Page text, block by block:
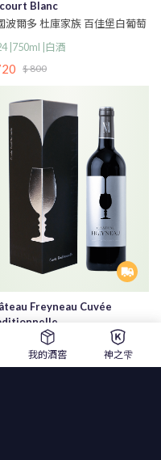
Blanc
波爾多 杜庫家族 百佳堡白葡萄
|750ml |白酒
$ 800
Freyneau Cuvée
菲諾堡紅葡萄酒 銀標精裝限定
|750ml |紅酒
我的酒窖 神之雫